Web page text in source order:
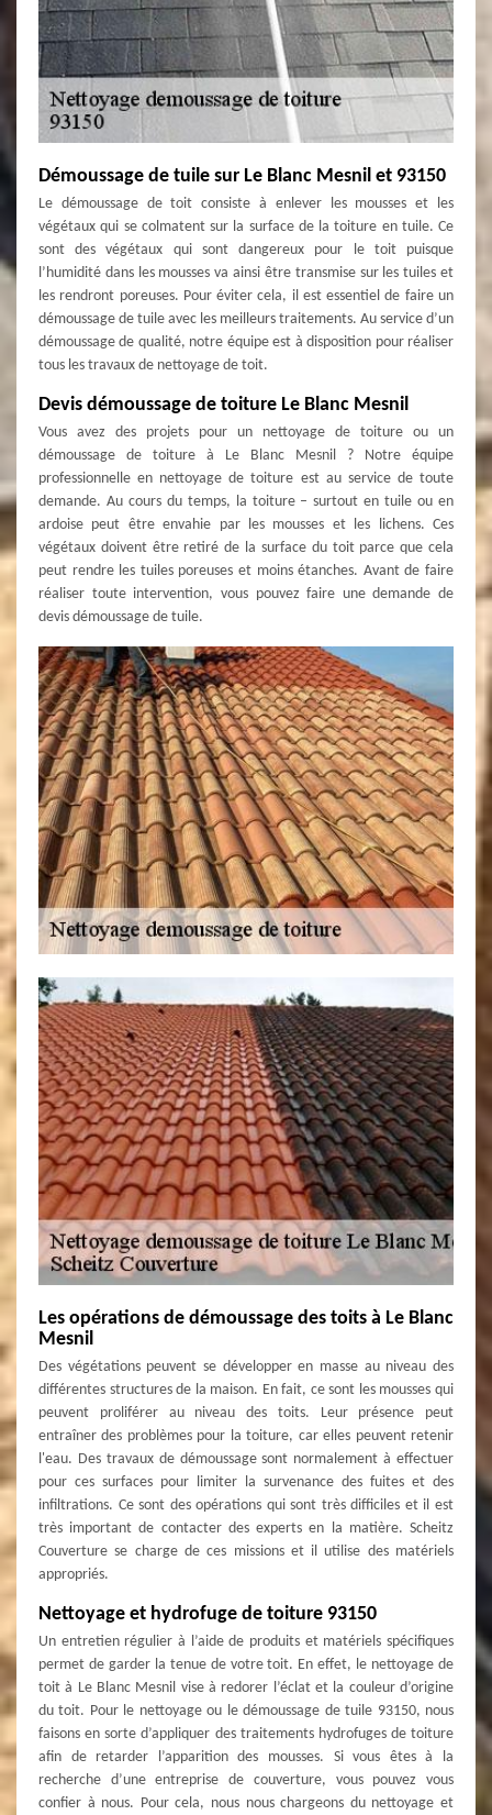
Démoussage de tuile sur Le Blanc Mesnil et 93150
Le démoussage de toit consiste à enlever les mousses et les
végétaux qui se colmatent sur la surface de la toiture en tuile. Ce
sont des végétaux qui sont dangereux pour le toit puisque
l’humidité dans les mousses va ainsi être transmise sur les tuiles et
les rendront poreuses. Pour éviter cela, il est essentiel de faire un
démoussage de tuile avec les meilleurs traitements. Au service d’un
démoussage de qualité, notre équipe est à disposition pour réaliser
tous les travaux de nettoyage de toit.
Devis démoussage de toiture Le Blanc Mesnil
Vous avez des projets pour un nettoyage de toiture ou un
démoussage de toiture à Le Blanc Mesnil ? Notre équipe
professionnelle en nettoyage de toiture est au service de toute
demande. Au cours du temps, la toiture – surtout en tuile ou en
ardoise peut être envahie par les mousses et les lichens. Ces
végétaux doivent être retiré de la surface du toit parce que cela
peut rendre les tuiles poreuses et moins étanches. Avant de faire
réaliser toute intervention, vous pouvez faire une demande de
devis démoussage de tuile.
Les opérations de démoussage des toits à Le Blanc
Mesnil
Des végétations peuvent se développer en masse au niveau des
différentes structures de la maison. En fait, ce sont les mousses qui
peuvent proliférer au niveau des toits. Leur présence peut
entraîner des problèmes pour la toiture, car elles peuvent retenir
l'eau. Des travaux de démoussage sont normalement à effectuer
pour ces surfaces pour limiter la survenance des fuites et des
infiltrations. Ce sont des opérations qui sont très difficiles et il est
très important de contacter des experts en la matière. Scheitz
Couverture se charge de ces missions et il utilise des matériels
appropriés.
Nettoyage et hydrofuge de toiture 93150
Un entretien régulier à l’aide de produits et matériels spécifiques
permet de garder la tenue de votre toit. En effet, le nettoyage de
toit à Le Blanc Mesnil vise à redorer l’éclat et la couleur d’origine
du toit. Pour le nettoyage ou le démoussage de tuile 93150, nous
faisons en sorte d’appliquer des traitements hydrofuges de toiture
afin de retarder l’apparition des mousses. Si vous êtes à la
recherche d’une entreprise de couverture, vous pouvez vous
confier à nous. Pour cela, nous nous chargeons du nettoyage et